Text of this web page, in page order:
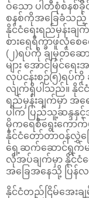
ဝသော ပါတီစုံစနစ်
စနစ်ကိုအခြေခံသည့်
နိုင်ငံရေးရည်မှန်းချ
စားရေရိက္ခာဖူလုံစေ
(၂)ရပ်ကို ချမှတ်ဆေ
များ အောင်မြင်ရ
လုပ်ငန်းစဉ်(၅)ရပ်
လျက်ရှိပါသည်။ နိုင်
ရည်မှန်းချက်မှာ အရ
ပါက ပြည်သူ့ဆန္ဒ
မိုကရေစီရွေးကော
နိုင်ငံတော်တာဝန်လွှဲပ
ရှေ့ဆက်ဆောင်ရွက်
လိုအပ်ချက်မှာ နိုင်ငံတ
အခြေအနေသို့ ပြန်
နိုင်ငံတည်ငြိမ်အေးချ